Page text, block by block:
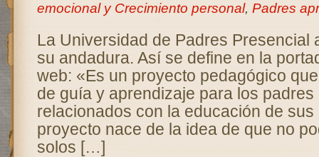
emocional y Crecimiento personal, Padres
La Universidad de Padres Presencial
su andadura. Así se define en la
web: «Es un proyecto pedagógico
de guía y aprendizaje para los padres
relacionados con la educación de sus
proyecto nace de la idea de que no
solos […]